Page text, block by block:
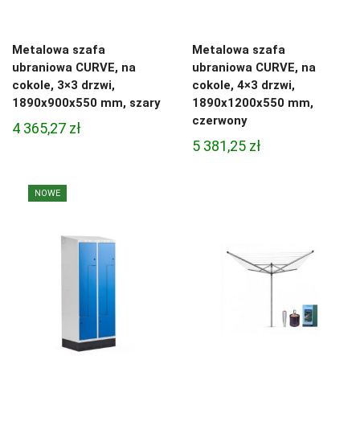
Metalowa szafa
ubraniowa CURVE, na
cokole, 3×3 drzwi,
1890x900x550 mm, szary
4 365,27 zł
Metalowa szafa
ubraniowa CURVE, na
cokole, 4×3 drzwi,
1890x1200x550 mm,
czerwony
5 381,25 zł
NOWE